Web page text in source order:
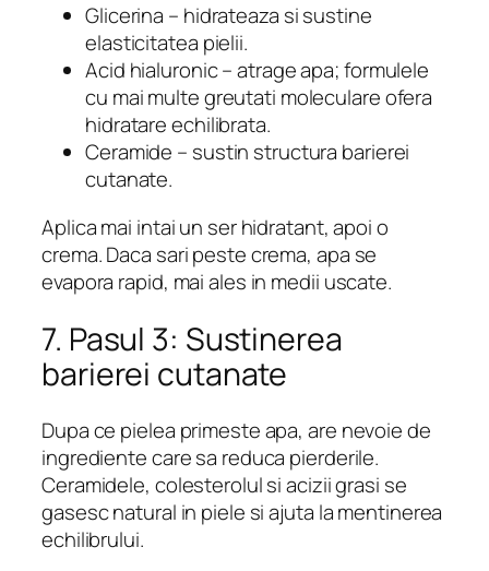
Glicerina – hidrateaza si sustine
elasticitatea pielii.
Acid hialuronic – atrage apa; formulele
cu mai multe greutati moleculare ofera
hidratare echilibrata.
Ceramide – sustin structura barierei
cutanate.
Aplica mai intai un ser hidratant, apoi o
crema. Daca sari peste crema, apa se
evapora rapid, mai ales in medii uscate.
7. Pasul 3: Sustinerea
barierei cutanate
Dupa ce pielea primeste apa, are nevoie de
ingrediente care sa reduca pierderile.
Ceramidele, colesterolul si acizii grasi se
gasesc natural in piele si ajuta la mentinerea
echilibrului.